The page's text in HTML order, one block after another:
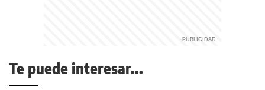
Te puede interesar...